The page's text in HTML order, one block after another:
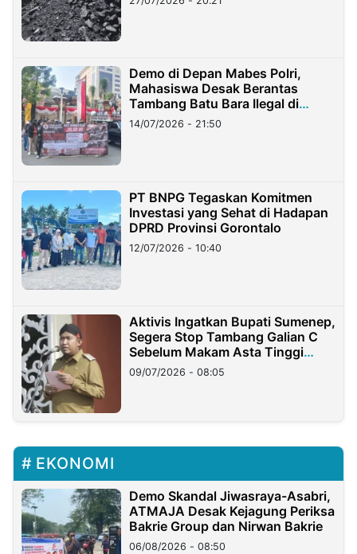
Demo di Depan Mabes Polri,
Mahasiswa Desak Berantas
Tambang Batu Bara Ilegal di
Lampung
14/07/2026 - 21:50
PT BNPG Tegaskan Komitmen
Investasi yang Sehat di Hadapan
DPRD Provinsi Gorontalo
12/07/2026 - 10:40
Aktivis Ingatkan Bupati Sumenep,
Segera Stop Tambang Galian C
Sebelum Makam Asta Tinggi
Longsor
09/07/2026 - 08:05
EKONOMI
Demo Skandal Jiwasraya-Asabri,
ATMAJA Desak Kejagung Periksa
Bakrie Group dan Nirwan Bakrie
06/08/2026 - 08:50